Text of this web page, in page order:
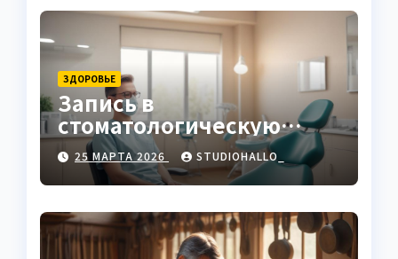
ЗДОРОВЬЕ
Запись в
стоматологическую
клинику
25 МАРТА 2026 STUDIOHALLO_